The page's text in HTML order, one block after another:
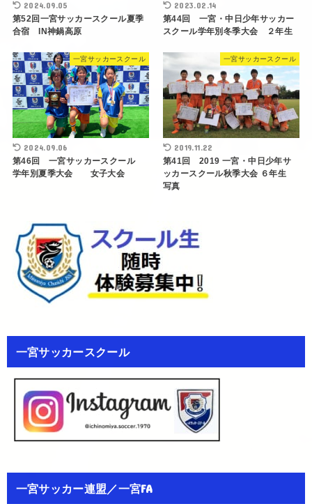
2024.09.05
第52回一宮サッカースクール夏季
合宿 IN神鍋高原
2023.02.14
第44回 一宮・中日少年サッカー
スクール学年別冬季大会 ２年生
一宮サッカースクール
2024.09.06
第46回 一宮サッカースクール
学年別夏季大会 女子大会
一宮サッカースクール
2019.11.22
第41回 2019 一宮・中日少年サ
ッカースクール秋季大会 ６年生
写真
一宮サッカースクール
一宮サッカー連盟／一宮FA